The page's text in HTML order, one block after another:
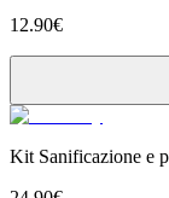
12.90€
Kit Sanificazione e